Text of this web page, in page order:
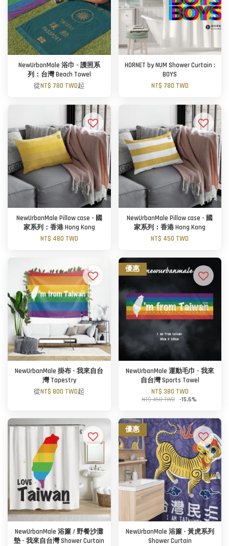
NewUrbanMale 浴巾 - 護照系
列：台灣 Beach Towel
從NT$ 780 TWD起
HORNET by NUM Shower Curtain :
BOYS
NT$ 780 TWD
NewUrbanMale Pillow case - 國
家系列：香港 Hong Kong
NT$ 480 TWD
NewUrbanMale Pillow case - 國
家系列：香港 Hong Kong
NT$ 450 TWD
NewUrbanMale 掛布 - 我來自台
灣 Tapestry
從NT$ 800 TWD起
優惠
NewUrbanMale 運動毛巾 - 我來
自台灣 Sports Towel
NT$ 380 TWD
NT$ 450 TWD -15.6%
NewUrbanMale 浴簾 / 野餐沙灘
墊 - 我來自台灣 Shower Curtain
優惠
NewUrbanMale 浴簾 - 黃虎系列
Shower Curtain